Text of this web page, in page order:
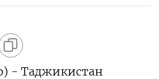
- Таджикистан